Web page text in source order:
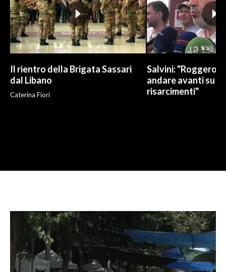
Il rientro della Brigata Sassari
dal Libano
Caterina Fiori
Salvini: "Roggero
andare avanti su
risarcimenti"